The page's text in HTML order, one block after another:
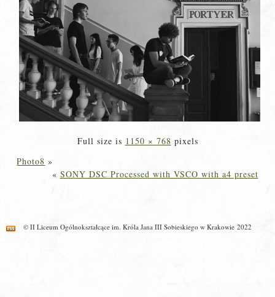
Full size is 1150 × 768 pixels
Photo8 »
« SONY DSC Processed with VSCO with a4 preset
© II Liceum Ogólnokształcące im. Króla Jana III Sobieskiego w Krakowie 2022